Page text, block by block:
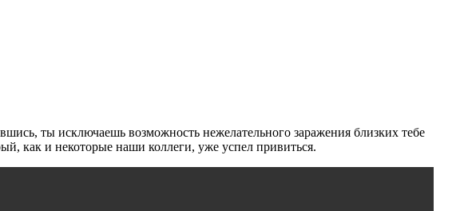
ты исключаешь возможность нежелательного заражения близких тебе
как и некоторые наши коллеги, уже успел привиться.